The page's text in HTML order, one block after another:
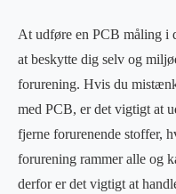
At udføre en PCB måling i
at beskytte dig selv og
forurening. Hvis du
med PCB, er det vigtigt at
fjerne forurenende stoffer,
forurening rammer alle og
derfor er det vigtigt at